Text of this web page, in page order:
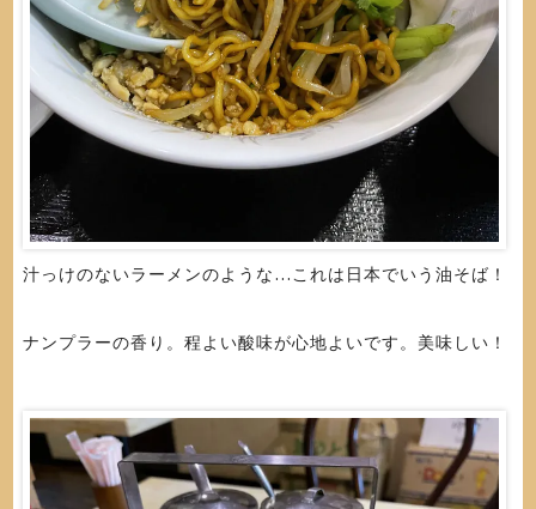
汁っけのないラーメンのような…これは日本でいう油そば！
ナンプラーの香り。程よい酸味が心地よいです。美味しい！